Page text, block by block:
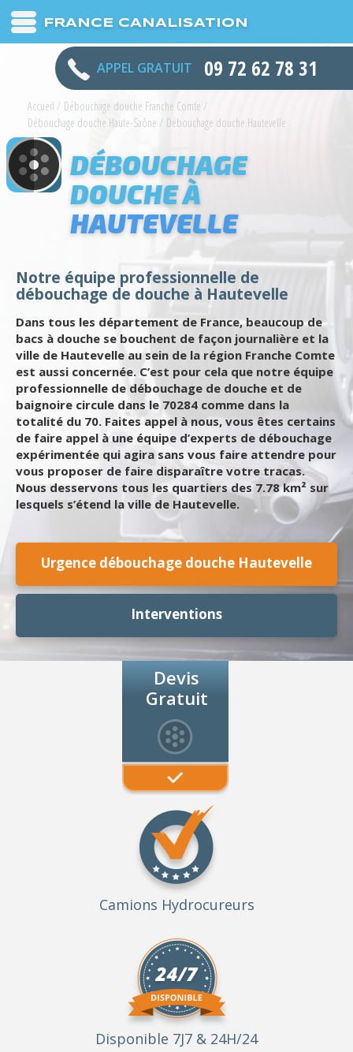
FRANCE CANALISATION
APPEL GRATUIT 09 72 62 78 31
Accueil / Débouchage douche Franche Comte /
Débouchage douche Haute-Saône / Débouchage douche Hautevelle
DÉBOUCHAGE
DOUCHE À
HAUTEVELLE
Notre équipe professionnelle de
débouchage de douche à Hautevelle
Dans tous les département de France, beaucoup de
bacs à douche se bouchent de façon journalière et la
ville de Hautevelle au sein de la région Franche Comte
est aussi concernée. C’est pour cela que notre équipe
professionnelle de débouchage de douche et de
baignoire circule dans le 70284 comme dans la
totalité du 70. Faites appel à nous, vous êtes certains
de faire appel à une équipe d’experts de débouchage
expérimentée qui agira sans vous faire attendre pour
vous proposer de faire disparaître votre tracas.
Nous desservons tous les quartiers des 7.78 km² sur
lesquels s’étend la ville de Hautevelle.
Urgence débouchage douche Hautevelle
Interventions
Devis
Gratuit
Camions Hydrocureurs
Disponible 7J7 & 24H/24